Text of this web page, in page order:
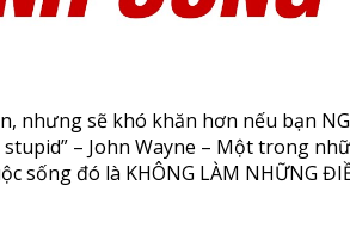
nhưng sẽ khó khăn hơn nếu bạn
– John Wayne – Một trong
sống đó là KHÔNG LÀM NHỮNG